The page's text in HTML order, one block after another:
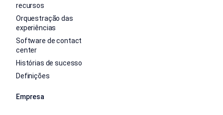
recursos
Orquestração das
experiências
Software de contact
center
Histórias de sucesso
Definições
Empresa